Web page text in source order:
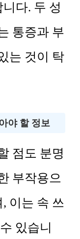
다. 두 성
통증과 부
는 것이 탁
야 할 정보
점도 분명
부작용으
이는 속 쓰
있습니